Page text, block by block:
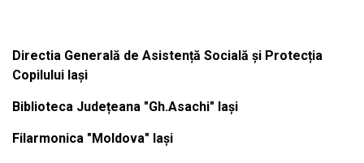
Directia Generală de Asistență Socială și Protecția
Copilului Iași
Biblioteca Județeana "Gh.Asachi" Iași
Filarmonica "Moldova" Iași